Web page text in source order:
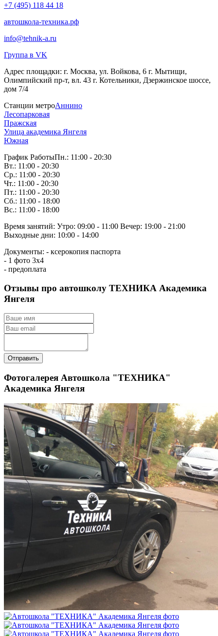
+7 (495) 118 44 18
автошкола-техника.рф
info@tehnik-a.ru
Группа в VK
Адрес площадки: г. Москва, ул. Войкова, 6 г. Мытищи,
Олимпийский пр-т, вл. 43 г. Котельники, Дзержинское шоссе,
дом 7/4
Станции метроАннино
Лесопарковая
Пражская
Улица академика Янгеля
Южная
График РаботыПн.: 11:00 - 20:30
Вт.: 11:00 - 20:30
Ср.: 11:00 - 20:30
Чт.: 11:00 - 20:30
Пт.: 11:00 - 20:30
Сб.: 11:00 - 18:00
Вс.: 11:00 - 18:00
Время занятий: Утро: 09:00 - 11:00 Вечер: 19:00 - 21:00
Выходные дни: 10:00 - 14:00
Документы: - ксерокопия паспорта
- 1 фото 3х4
- предоплата
Отзывы про автошколу ТЕХНИКА Академика
Янгеля
Отправить
Фотогалерея Автошкола "ТЕХНИКА"
Академика Янгеля